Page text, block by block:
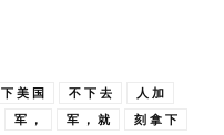
下 美 国 不 下 去
人 加
军 ， 军 ， 就
刻 拿 下